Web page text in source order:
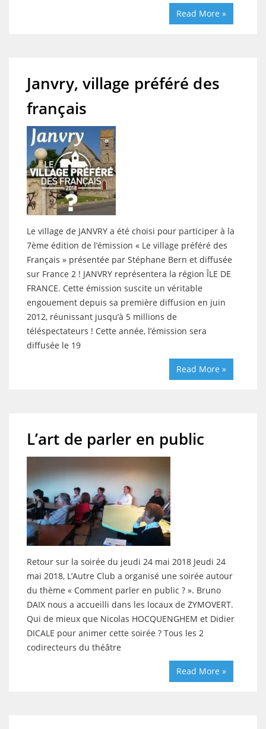
Read More »
Janvry, village préféré des
français
Le village de JANVRY a été choisi pour participer à la
7ème édition de l’émission « Le village préféré des
Français » présentée par Stéphane Bern et diffusée
sur France 2 ! JANVRY représentera la région ÎLE DE
FRANCE. Cette émission suscite un véritable
engouement depuis sa première diffusion en juin
2012, réunissant jusqu’à 5 millions de
téléspectateurs ! Cette année, l’émission sera
diffusée le 19
Read More »
L’art de parler en public
Retour sur la soirée du jeudi 24 mai 2018 Jeudi 24
mai 2018, L’Autre Club a organisé une soirée autour
du thème « Comment parler en public ? ». Bruno
DAIX nous a accueilli dans les locaux de ZYMOVERT.
Qui de mieux que Nicolas HOCQUENGHEM et Didier
DICALE pour animer cette soirée ? Tous les 2
codirecteurs du théâtre
Read More »